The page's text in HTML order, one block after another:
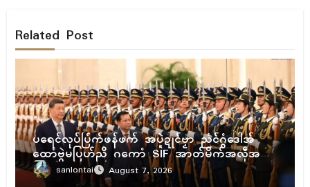
Related Post
ပရိုၚ်
ပရေၚ်လုပ်ပြံက်ဖန်ဖက် အပ္ဍဲဍုၚ်ဗၟာ ညံၚ်ဂွံဒေါအ်
ထောံဗွဲမပြဟ်ညိ ဂကောံ SIF အာတ်မိက်အလဵုအသဳ
ကြုက်sanlontai August 7, 2026